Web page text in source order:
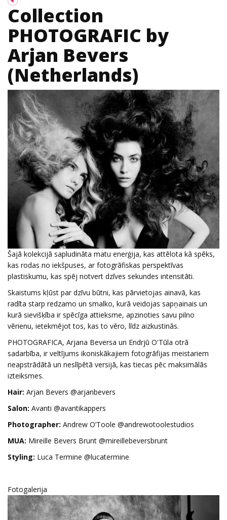
Collection
PHOTOGRAFIC by
Arjan Bevers
(Netherlands)
Šajā kolekcijā sapludināta matu enerģija, kas attēlota kā spēks,
kas rodas no iekšpuses, ar fotogrāfiskas perspektīvas
plastiskumu, kas spēj notvert dzīves sekundes intensitāti.
Skaistums kļūst par dzīvu būtni, kas pārvietojas ainavā, kas
radīta starp redzamo un smalko, kurā veidojas sapņainais un
kurā sievišķība ir spēcīga attieksme, apzinoties savu pilno
vērienu, ietekmējot tos, kas to vēro, līdz aizkustinās.
PHOTOGRAFICA, Arjana Beversa un Endrjū O'Tūla otrā
sadarbība, ir veltījums ikoniskākajiem fotogrāfijas meistariem
neapstrādātā un neslīpētā versijā, kas tiecas pēc maksimālās
izteiksmes.
Hair: Arjan Bevers @arjanbevers
Salon: Avanti @avantikappers
Photographer: Andrew O’Toole @andrewotoolestudios
MUA: Mireille Bevers Brunt @mireillebeversbrunt
Styling: Luca Termine @lucatermine
Fotogalerija